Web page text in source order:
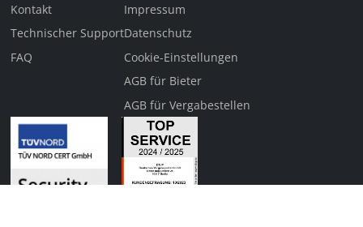
Kontakt
Technischer Support
FAQ
Impressum
Datenschutz
Cookie-Einstellungen
AGB für Bieter
AGB für Vergabestellen